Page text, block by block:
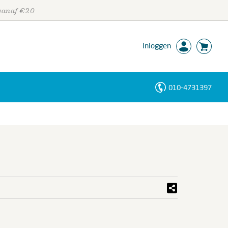
€20
Inloggen
010-4731397
Personen